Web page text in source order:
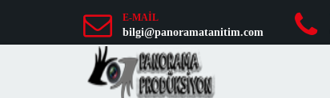
E-MAİL
bilgi@panoramatanitim.com